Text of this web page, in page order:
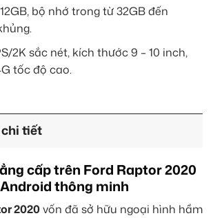
bộ nhớ trong từ 32GB đến
2K sắc nét, kích thước 9 – 10 inch,
tốc độ cao.
tiết
cấp trên Ford Raptor 2020
thông minh
2020vốn đã sở hữu ngoại hình hầm